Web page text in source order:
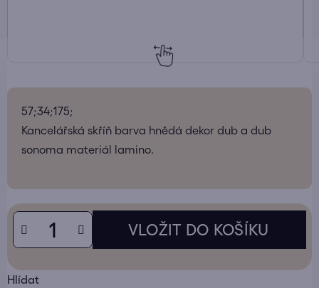
57;34;175;
Kancelářská skříň barva hnědá dekor dub a dub
sonoma materiál lamino.
Hlídat